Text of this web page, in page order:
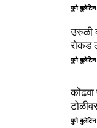
पुणे
उरुळी
रोकड
पुणे
कोंढवा
पुणे